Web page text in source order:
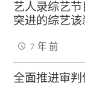
艺人录综艺
突进的综艺该
7 年 前
全面推进审